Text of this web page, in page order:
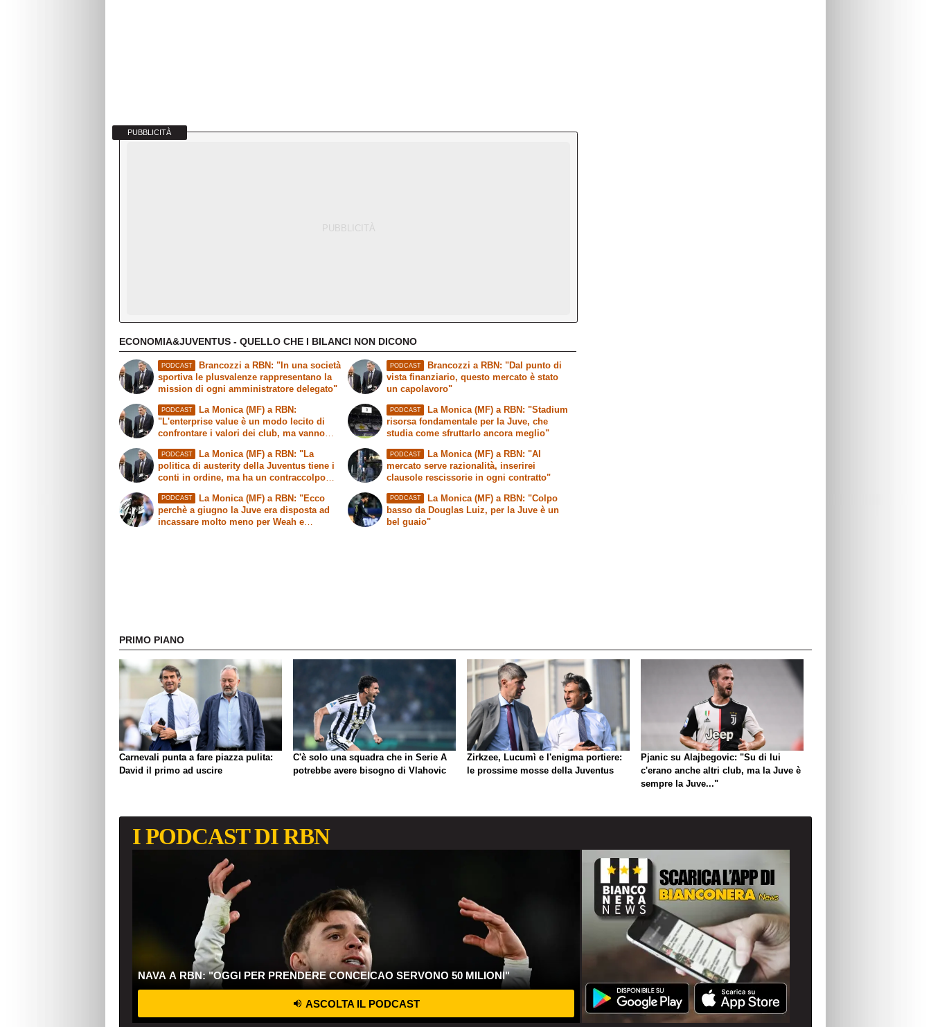
PUBBLICITÀ
ECONOMIA&JUVENTUS - QUELLO CHE I BILANCI NON DICONO
PODCAST
Brancozzi a RBN: "In una società
sportiva le plusvalenze rappresentano la
mission di ogni amministratore delegato"
PODCAST
La Monica (MF) a RBN:
"L'enterprise value è un modo lecito di
confrontare i valori dei club, ma vanno
PODCAST
Brancozzi a RBN: "Dal punto di
vista finanziario, questo mercato è stato
un capolavoro"
PODCAST
La Monica (MF) a RBN: "Stadium
risorsa fondamentale per la Juve, che
studia come sfruttarlo ancora meglio"
PODCAST
La Monica (MF) a RBN: "La
politica di austerity della Juventus tiene i
conti in ordine, ma ha un contraccolpo
PODCAST
La Monica (MF) a RBN: "Ecco
perchè a giugno la Juve era disposta ad
incassare molto meno per Weah e
PODCAST
La Monica (MF) a RBN: "Al
mercato serve razionalità, inserirei
clausole rescissorie in ogni contratto"
PODCAST
La Monica (MF) a RBN: "Colpo
basso da Douglas Luiz, per la Juve è un
bel guaio"
PRIMO PIANO
Carnevali punta a fare piazza pulita:
David il primo ad uscire
C'è solo una squadra che in Serie A
potrebbe avere bisogno di Vlahovic
Zirkzee, Lucumì e l'enigma portiere:
le prossime mosse della Juventus
Pjanic su Alajbegovic: "Su di lui
c'erano anche altri club, ma la Juve è
sempre la Juve..."
I PODCAST DI RBN
NAVA A RBN: "OGGI PER PRENDERE CONCEICAO SERVONO 50 MILIONI"
ASCOLTA IL PODCAST